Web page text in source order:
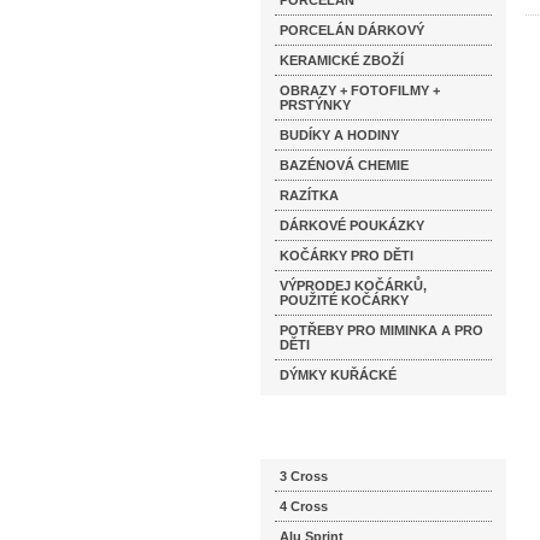
PORCELÁN DÁRKOVÝ
KERAMICKÉ ZBOŽÍ
OBRAZY + FOTOFILMY +
PRSTÝNKY
BUDÍKY A HODINY
BAZÉNOVÁ CHEMIE
RAZÍTKA
DÁRKOVÉ POUKÁZKY
KOČÁRKY PRO DĚTI
VÝPRODEJ KOČÁRKŮ,
POUŽITÉ KOČÁRKY
POTŘEBY PRO MIMINKA A PRO
DĚTI
DÝMKY KUŘÁCKÉ
3 Cross
4 Cross
Alu Sprint